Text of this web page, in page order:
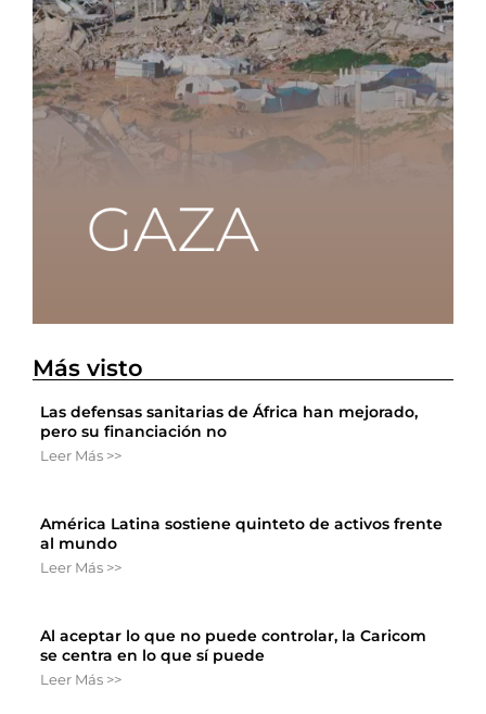
Más visto
Las defensas sanitarias de África han mejorado,
pero su financiación no
Leer Más >>
América Latina sostiene quinteto de activos frente
al mundo
Leer Más >>
Al aceptar lo que no puede controlar, la Caricom
se centra en lo que sí puede
Leer Más >>